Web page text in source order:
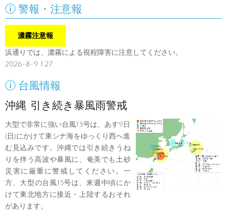
 警報・注意報
濃霧注意報
浜通りでは、濃霧による視程障害に注意してください。
2026-8-9 1:27
 台風情報
沖縄 引き続き暴風雨警戒
大型で非常に強い台風13号は、あす9日
(日)にかけて東シナ海をゆっくり西へ進
む見込みです。沖縄では引き続きうね
りを伴う高波や暴風に、奄美でも土砂
災害に厳重に警戒してください。一
方、大型の台風15号は、来週中頃にか
けて東北地方に接近・上陸するおそれ
があります。